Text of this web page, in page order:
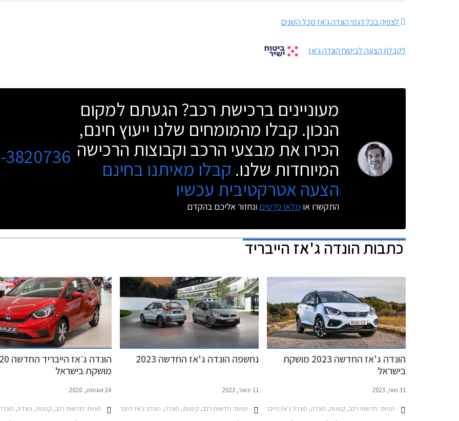
לצפיה בכל דגמי הונדה ג'אז מכל השנים
לקבלת הצעה לביטוח הונדה ג'אז
מעוניינים ברכישת רכב? הגעתם למקום
הנכון. קבלו מהמומחים שלנו ייעוץ חינם,
הכירו את מבצעי הרכב וקבוצות הרכישה
המיוחדות שלנו. קבלו מאיתנו בחינם
הצעה אטרקטיבית עכשיו
התקשרו או מלאו פרטים ונחזור אליכם בהקדם
3820736
כתבותהונדה ג'אז הייבריד
הונדה ג'אז החדשה 2023 מושקת
בישראל
31 מאי, 2023
תגיות: חדשות רכב, קטנות, הונדה, הונדה ג'אז הייבריד 2020-2023, הונדה ג'אז הייבריד 2023-2026מחירון רכב
נחשפה הונדה ג'אז החדשה 2023
11 ינואר, 2023
תגיות: חדשות רכב, קטנות, הונדה, הונדה ג'אז הייבריד 2020-2023הונדה ג'אז הייבריד 2023-2026
הונדה
מושקת בישראל
24 אוגוסט, 2020
תגיות: חדשות רכב, קטנות, הונדה, הונדה ג'אז 2015-